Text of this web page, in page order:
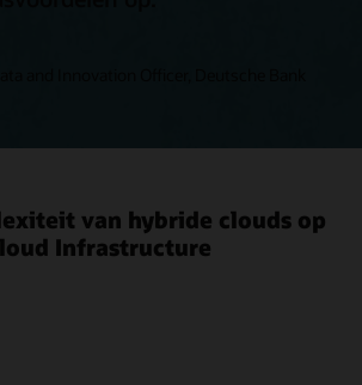
van hybride clouds op
Infrastructure